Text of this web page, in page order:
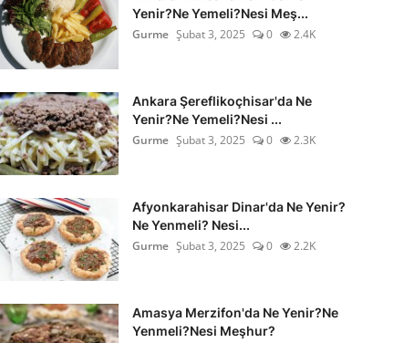
Yenir?Ne Yemeli?Nesi Meş...
Gurme Şubat 3, 2025 0 2.4K
Ankara Şereflikoçhisar'da Ne
Yenir?Ne Yemeli?Nesi ...
Gurme Şubat 3, 2025 0 2.3K
Afyonkarahisar Dinar'da Ne Yenir?
Ne Yenmeli? Nesi...
Gurme Şubat 3, 2025 0 2.2K
Amasya Merzifon'da Ne Yenir?Ne
Yenmeli?Nesi Meşhur?